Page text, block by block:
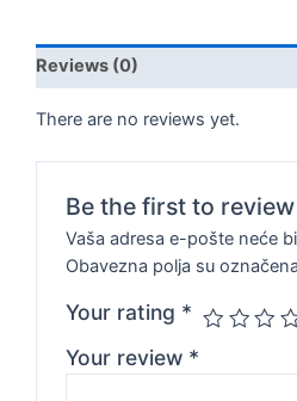
Reviews (0)
There are no reviews yet.
Be the first to
Vaša adresa e-pošte neće
Obavezna polja su
Your rating *
Your review *